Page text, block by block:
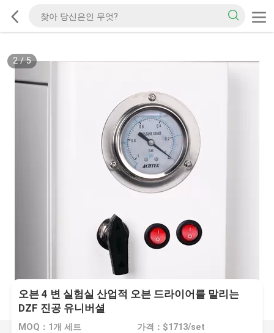
2/5
오븐 4 변 실험실 산업적 오븐 드라이어를 말리는
DZF 진공 유니버셜
MOQ：1개 세트 가격：$1713/set